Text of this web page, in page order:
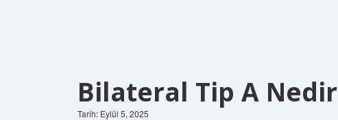
Bilateral Tip A Nedir
Tarih: Eylül 5, 2025